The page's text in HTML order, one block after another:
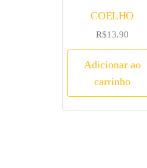
COELHO
R$13.90
Adicionar ao
carrinho